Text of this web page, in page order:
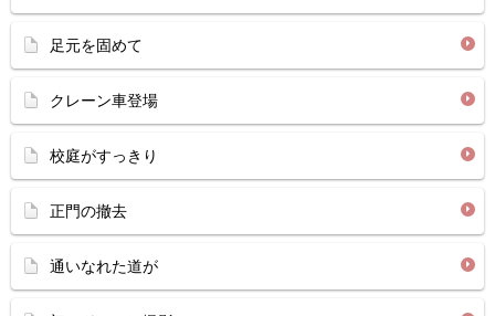
足元を固めて
クレーン車登場
校庭がすっきり
正門の撤去
通いなれた道が